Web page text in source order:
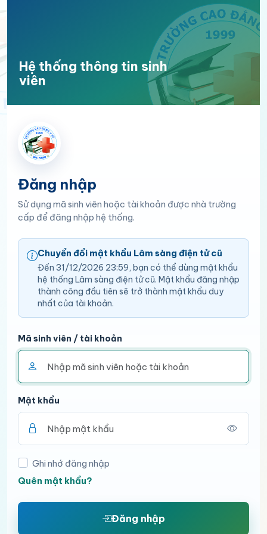
Hệ thống thông tin sinh
viên
Đăng nhập
Sử dụng mã sinh viên hoặc tài khoản được nhà trường
cấp để đăng nhập hệ thống.
Chuyển đổi mật khẩu Lâm sàng điện tử cũ
Đến 31/12/2026 23:59, bạn có thể dùng mật khẩu
hệ thống Lâm sàng điện tử cũ. Mật khẩu đăng nhập
thành công đầu tiên sẽ trở thành mật khẩu duy
nhất của tài khoản.
Mã sinh viên / tài khoản
Mật khẩu
Ghi nhớ đăng nhập
Quên mật khẩu?
Đăng nhập